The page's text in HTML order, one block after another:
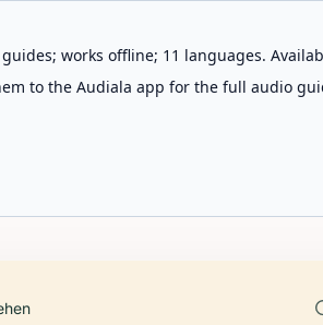
works offline; 11 languages.
to the Audiala app for the full audio